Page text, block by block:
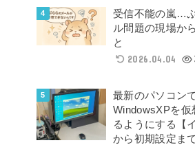
受信不能の嵐…
ル問題の現場か
と
2026.04.04
最新のパソコン
WindowsXPを仮
るようにする【
から初期設定まで